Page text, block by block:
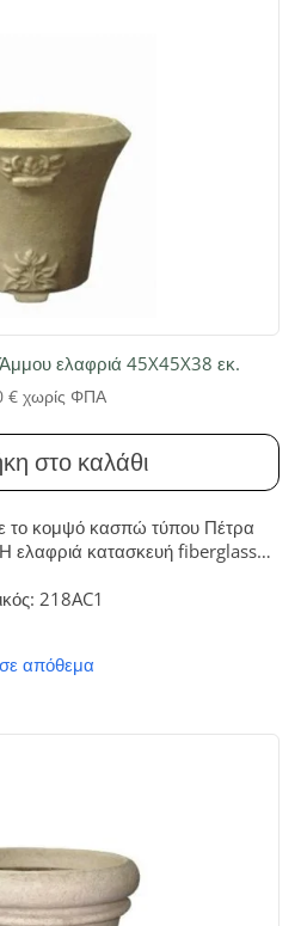
ελαφριά 45X45X38 εκ.
€ χωρίς ΦΠΑ
στο καλάθι
το κομψό κασπώ τύπου Πέτρα
ελαφριά κατασκευή fiberglass
για διαχρονική διακόσμηση σε
218AC1
απόθεμα